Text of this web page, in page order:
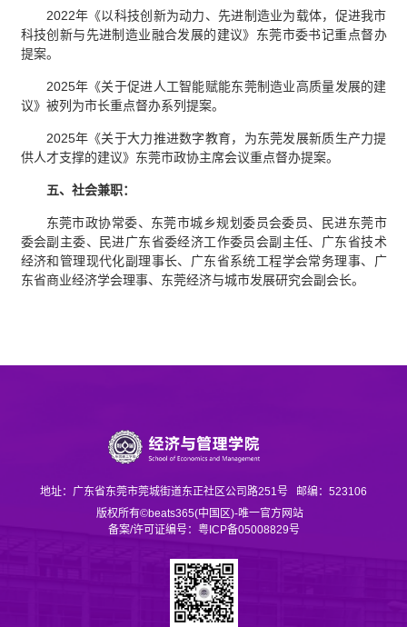
2022年《以科技创新为动力、先进制造业为载体，促进我市
科技创新与先进制造业融合发展的建议》东莞市委书记重点督办
提案。
2025年《关于促进人工智能赋能东莞制造业高质量发展的建
议》被列为市长重点督办系列提案。
2025年《关于大力推进数字教育，为东莞发展新质生产力提
供人才支撑的建议》东莞市政协主席会议重点督办提案。
五、社会兼职：
东莞市政协常委、东莞市城乡规划委员会委员、民进东莞市
委会副主委、民进广东省委经济工作委员会副主任、广东省技术
经济和管理现代化副理事长、广东省系统工程学会常务理事、广
东省商业经济学会理事、东莞经济与城市发展研究会副会长。
地址：广东省东莞市莞城街道东正社区公司路251号 邮编：523106
版权所有©beats365(中国区)-唯一官方网站
备案/许可证编号：粤ICP备05008829号